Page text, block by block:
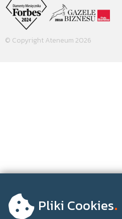
© Copyright Ateneum 2026
Pliki Cookies.